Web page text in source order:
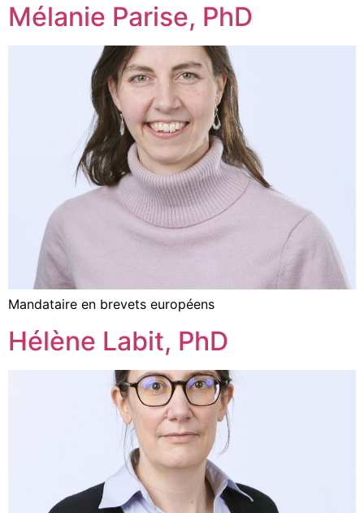
Mélanie Parise, PhD
Mandataire en brevets européens
Hélène Labit, PhD